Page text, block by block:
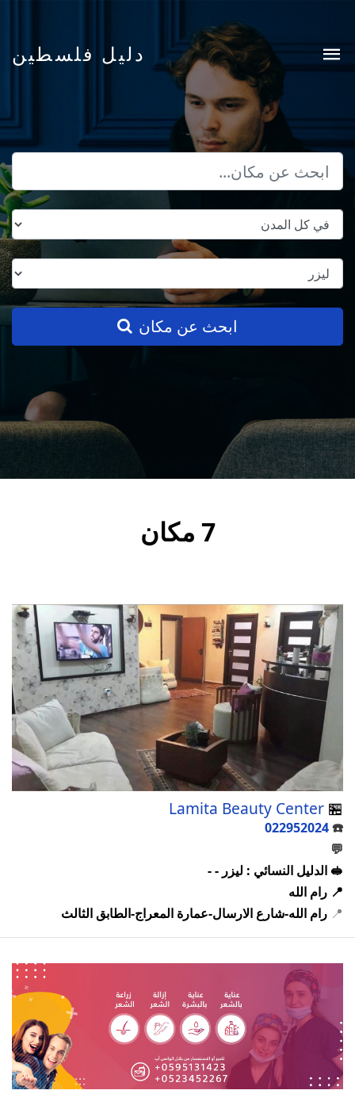
دليل فلسطين
ابحث عن مكان
7 مكان
🏪
Lamita Beauty Center
☎️
022952024
💬
🥪 الدليل النسائي : ليزر - -
📍 رام الله
📍 رام الله-شارع الارسال-عمارة المعراج-الطابق الثالث